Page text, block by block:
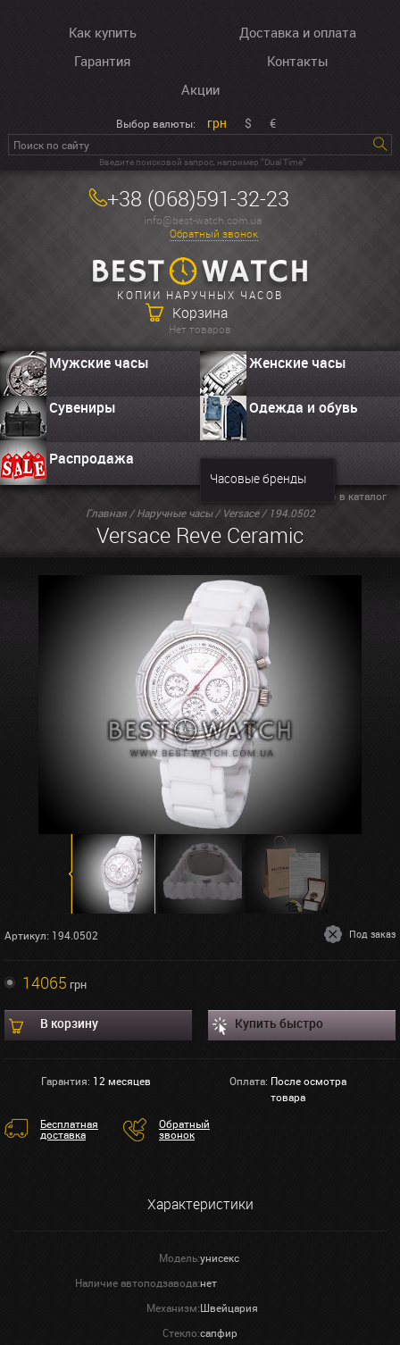
Как купить
Доставка и оплата
Гарантия
Контакты
Акции
Выбор валюты: грн $ €
Введите поисковой запрос, например “Dual Time”
+38 (068)591-32-23
info@best-watch.com.ua
Обратный звонок
КОПИИ НАРУЧНЫХ ЧАСОВ
Корзина
Нет товаров
Мужские часы Женские часы
Сувениры Одежда и обувь
Распродажа
Часовые бренды
Главная/Наручные часы/ Versace/ 194.0502
Versace Reve Ceramic
Вернуться в каталог
Артикул: 194.0502 Под заказ
14065 грн
В корзину Купить быстро
Гарантия: 12 месяцев Оплата: После осмотра
товара
Бесплатная
доставка
Обратный
звонок
Характеристики
Модель:унисекс
Наличие автоподзавода:нет
Механизм:Швейцария
Стекло:сапфир